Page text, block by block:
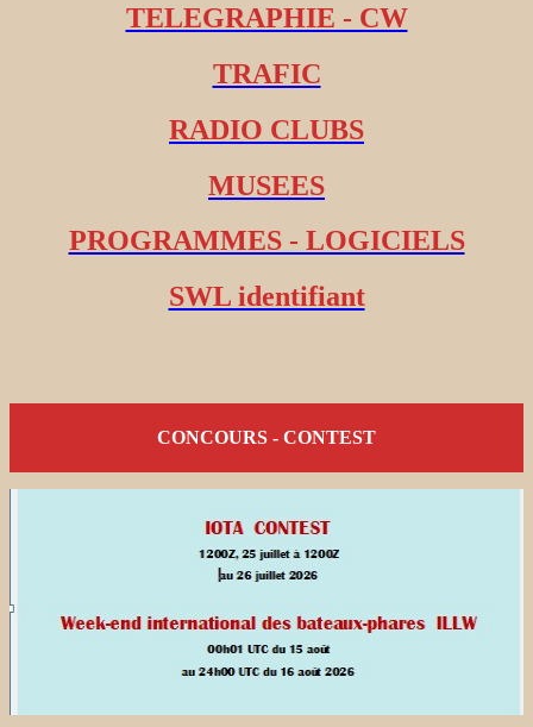
TELEGRAPHIE - CW
TRAFIC
RADIO CLUBS
MUSEES
PROGRAMMES - LOGICIELS
SWL identifiant
CONCOURS - CONTEST